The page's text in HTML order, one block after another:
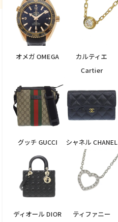
オメガ OMEGA
カルティエ
Cartier
グッチ GUCCI シャネル CHANEL
ディオール DIOR
ティファニー